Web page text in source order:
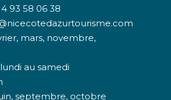
93 58 06 38
mars, novembre,
au samedi
septembre, octobre